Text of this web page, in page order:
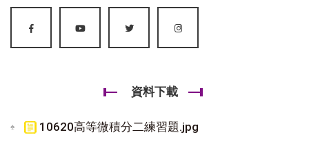
資料下載
10620高等微積分二練習題.jpg